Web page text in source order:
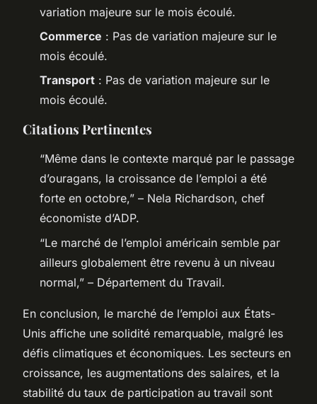
variation majeure sur le mois écoulé.
Commerce : Pas de variation majeure sur le
mois écoulé.
Transport : Pas de variation majeure sur le
mois écoulé.
Citations Pertinentes
“Même dans le contexte marqué par le passage
d’ouragans, la croissance de l’emploi a été
forte en octobre,” – Nela Richardson, chef
économiste d’ADP.
“Le marché de l’emploi américain semble par
ailleurs globalement être revenu à un niveau
normal,” – Département du Travail.
En conclusion, le marché de l’emploi aux États-
Unis affiche une solidité remarquable, malgré les
défis climatiques et économiques. Les secteurs en
croissance, les augmentations des salaires, et la
stabilité du taux de participation au travail sont